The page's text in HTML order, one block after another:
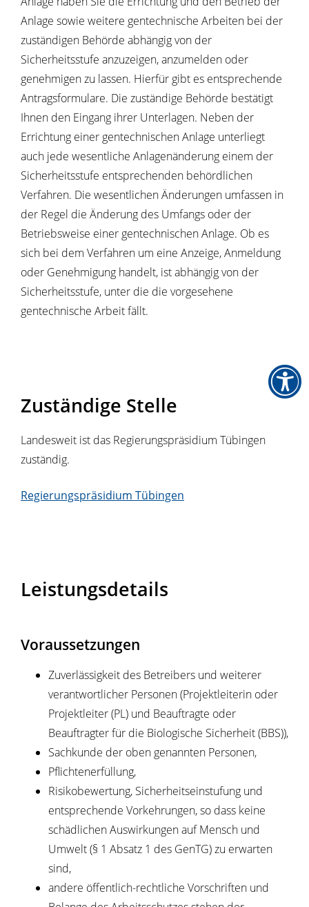
Anlage sowie weitere gentechnische Arbeiten bei der
zuständigen Behörde abhängig von der
Sicherheitsstufe anzuzeigen, anzumelden oder
genehmigen zu lassen. Hierfür gibt es entsprechende
Antragsformulare. Die zuständige Behörde bestätigt
Ihnen den Eingang ihrer Unterlagen. Neben der
Errichtung einer gentechnischen Anlage unterliegt
auch jede wesentliche Anlagenänderung einem der
Sicherheitsstufe entsprechenden behördlichen
Verfahren. Die wesentlichen Änderungen umfassen in
der Regel die Änderung des Umfangs oder der
Betriebsweise einer gentechnischen Anlage. Ob es
sich bei dem Verfahren um eine Anzeige, Anmeldung
oder Genehmigung handelt, ist abhängig von der
Sicherheitsstufe, unter die die vorgesehene
gentechnische Arbeit fällt.
Zuständige Stelle
Landesweit ist das Regierungspräsidium Tübingen
zuständig.
Regierungspräsidium Tübingen
Leistungsdetails
Voraussetzungen
Zuverlässigkeit des Betreibers und weiterer
verantwortlicher Personen (Projektleiterin oder
Projektleiter (PL) und Beauftragte oder
Beauftragter für die Biologische Sicherheit (BBS)),
Sachkunde der oben genannten Personen,
Pflichtenerfüllung,
Risikobewertung, Sicherheitseinstufung und
entsprechende Vorkehrungen, so dass keine
schädlichen Auswirkungen auf Mensch und
Umwelt (§ 1 Absatz 1 des GenTG) zu erwarten
sind,
andere öffentlich-rechtliche Vorschriften und